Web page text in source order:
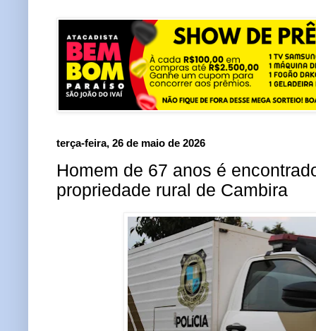
terça-feira, 26 de maio de 2026
Homem de 67 anos é
propriedade rural de Cambira